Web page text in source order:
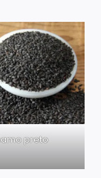
preto